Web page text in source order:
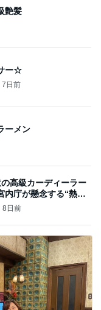
艶髪
ー☆
7日前
ーメン
高級カーディーラー
庁が懸念する“熱心
8日前